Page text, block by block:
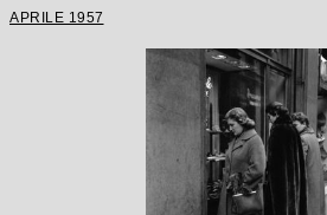
APRILE 1957